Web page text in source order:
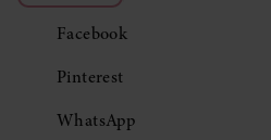
Facebook
Pinterest
WhatsApp